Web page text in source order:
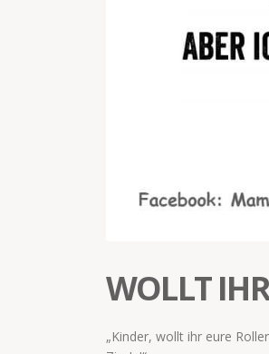
WOLLT
„Kinder, wollt ihr eure